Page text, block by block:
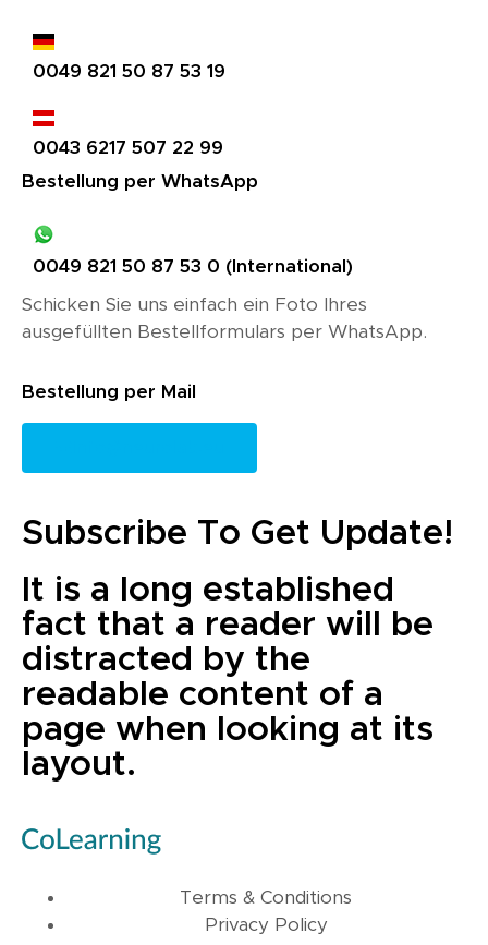
0049 821 50 87 53 19
0043 6217 507 22 99
Bestellung per WhatsApp
0049 821 50 87 53 0 (International)
Schicken Sie uns einfach ein Foto Ihres
ausgefüllten Bestellformulars per WhatsApp.
Bestellung per Mail
Subscribe To Get Update!
It is a long established
fact that a reader will be
distracted by the
readable content of a
page when looking at its
layout.
Terms & Conditions
Privacy Policy